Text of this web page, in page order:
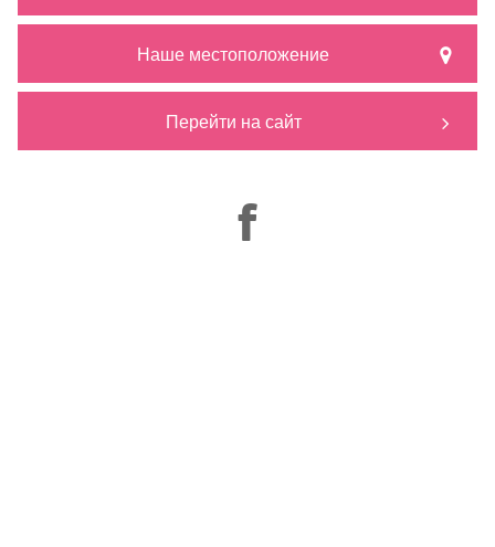
Наше местоположение
Перейти на сайт